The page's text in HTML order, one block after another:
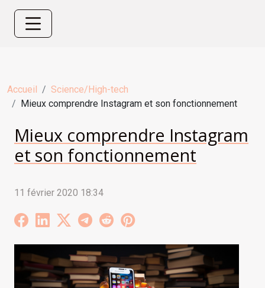
Accueil
Science/High-tech
Mieux comprendre Instagram et son fonctionnement
Mieux comprendre Instagram
et son fonctionnement
11 février 2020 18:34